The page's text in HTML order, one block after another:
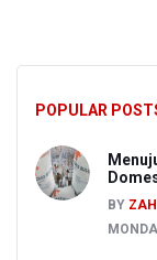
POPULAR
BY